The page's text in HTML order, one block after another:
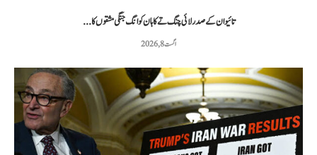
تائیوان کے صدر لائی چنگ تے کا ہان کوانگ جنگی مشقوں کا...
اگست 8, 2026